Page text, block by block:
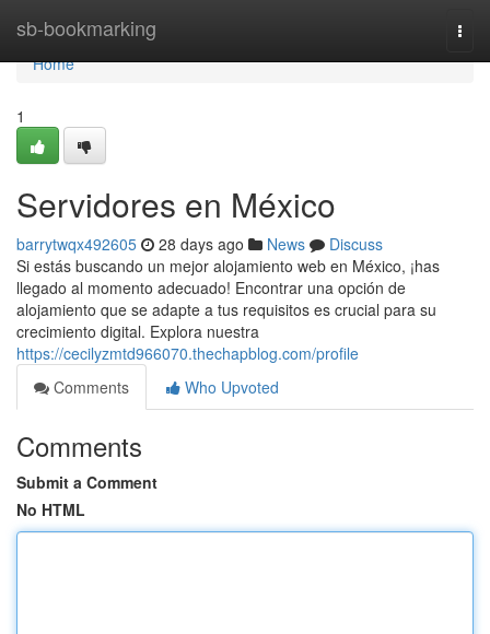
sb-bookmarking
Home
Home
1
Servidores en México
barrytwqx492605 28 days ago News
Discuss
Si estás buscando un mejor alojamiento web en México, ¡has
llegado al momento adecuado! Encontrar una opción de
alojamiento que se adapte a tus requisitos es crucial para su
crecimiento digital. Explora nuestra
https://cecilyzmtd966070.thechapblog.com/profile
Comments
Who Upvoted
Comments
Submit a Comment
No HTML